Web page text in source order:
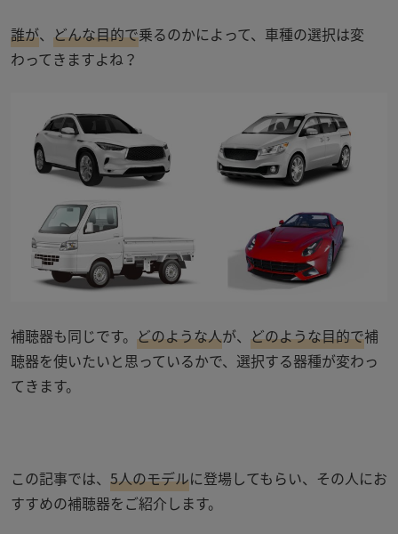
誰が、 どんな目的で乗るのかによって、車種の選択は変
わってきますよね？
補聴器も同じです。 どのような人が、 どのような目的で補
聴器を使いたいと思っているかで、選択する器種が変わっ
てきます。
この記事では、 5人のモデルに登場してもらい、その人にお
すすめの補聴器をご紹介します。